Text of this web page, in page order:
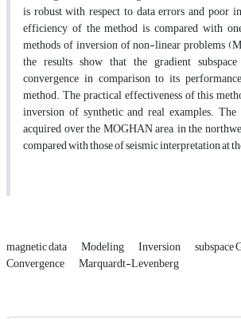
is robust with respect to data errors and poor
efficiency of the method is compared with
methods of inversion of non-linear problems
the results show that the gradient
convergence in comparison to its
method. The practical effectiveness of this
inversion of synthetic and real examples.
acquired over the MOGHAN area, in the
compared with those of seismic interpretation at
magnetic data Modeling Inversion subspace
Convergence Marquardt-Levenberg